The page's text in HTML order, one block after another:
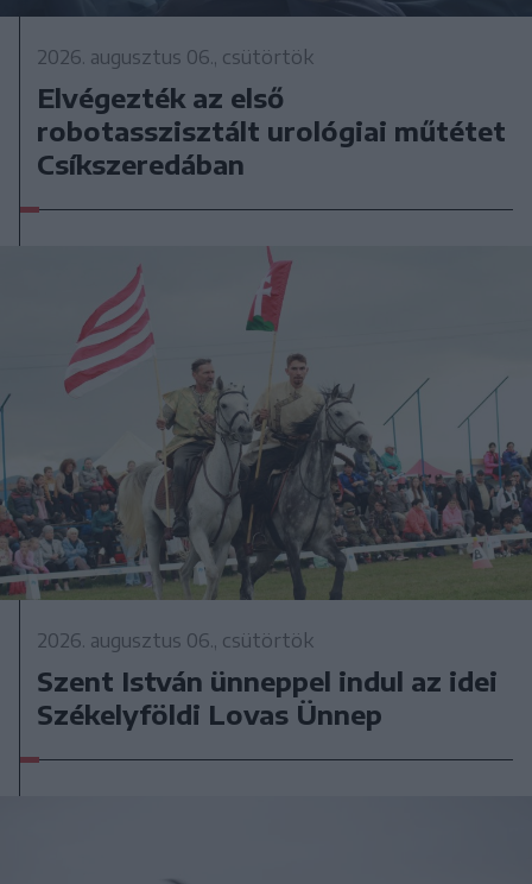
2026. augusztus 06., csütörtök
Elvégezték az első
robotasszisztált urológiai műtétet
Csíkszeredában
2026. augusztus 06., csütörtök
Szent István ünneppel indul az idei
Székelyföldi Lovas Ünnep